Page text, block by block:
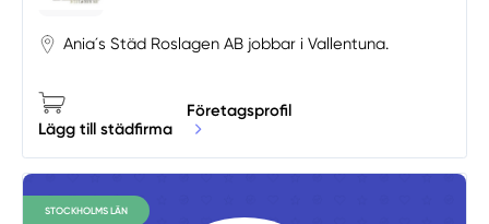
Ania´s Städ Roslagen AB jobbar i Vallentuna.
Lägg till städfirma
Företagsprofil
STOCKHOLMS LÄN